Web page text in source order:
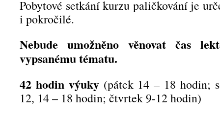
Pobytové setkání kurzu paličkování je
i pokročilé.
Nebude umožněno věnovat čas
vypsanému tématu.
42 hodin výuky(pátek 14 – 18 hodin;
12, 14 – 18 hodin; čtvrtek 9-12 hodin)